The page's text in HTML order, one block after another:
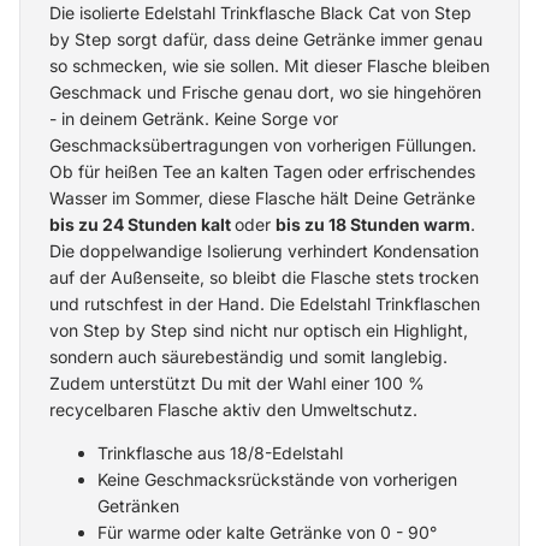
Die isolierte Edelstahl Trinkflasche Black Cat von Step
by Step sorgt dafür, dass deine Getränke immer genau
so schmecken, wie sie sollen. Mit dieser Flasche bleiben
Geschmack und Frische genau dort, wo sie hingehören
- in deinem Getränk. Keine Sorge vor
Geschmacksübertragungen von vorherigen Füllungen.
Ob für heißen Tee an kalten Tagen oder erfrischendes
Wasser im Sommer, diese Flasche hält Deine Getränke
bis zu 24 Stunden kaltoder bis zu 18 Stunden warm.
Die doppelwandige Isolierung verhindert Kondensation
auf der Außenseite, so bleibt die Flasche stets trocken
und rutschfest in der Hand. Die Edelstahl Trinkflaschen
von Step by Step sind nicht nur optisch ein Highlight,
sondern auch säurebeständig und somit langlebig.
Zudem unterstützt Du mit der Wahl einer 100 %
recycelbaren Flasche aktiv den Umweltschutz.
Trinkflasche aus 18/8-Edelstahl
Keine Geschmacksrückstände von vorherigen
Getränken
Für warme oder kalte Getränke von 0 - 90°